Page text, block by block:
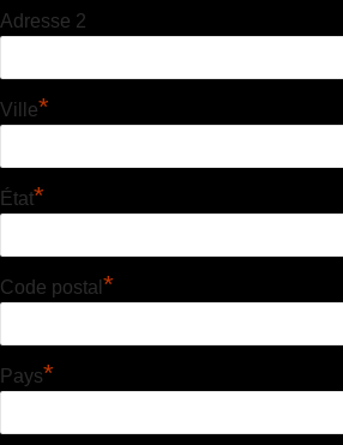
Adresse 2
Ville*
État*
Code postal *
Pays*